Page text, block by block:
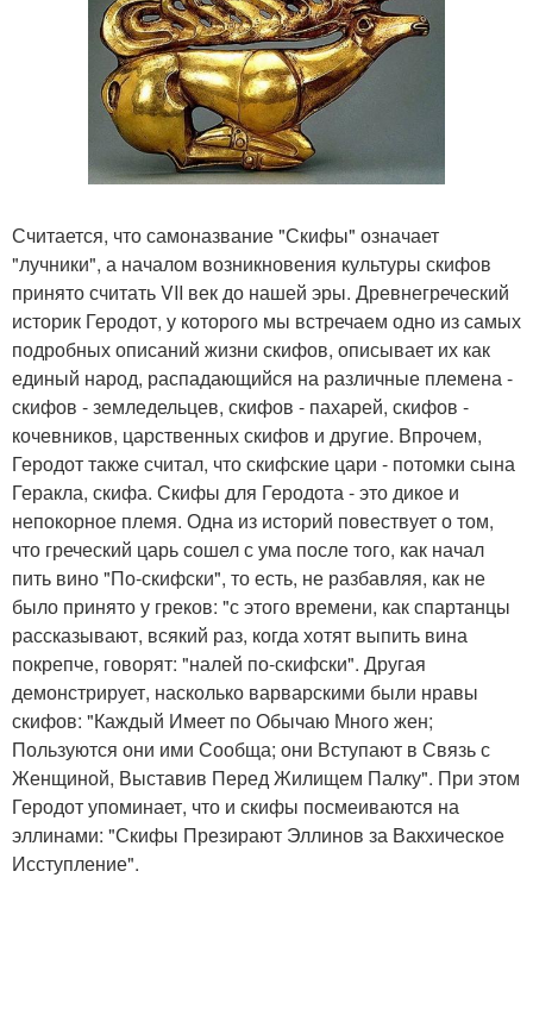
Считается, что самоназвание "Скифы" означает
"лучники", а началом возникновения культуры скифов
принято считать VII век до нашей эры. Древнегреческий
историк Геродот, у которого мы встречаем одно из самых
подробных описаний жизни скифов, описывает их как
единый народ, распадающийся на различные племена -
скифов - земледельцев, скифов - пахарей, скифов -
кочевников, царственных скифов и другие. Впрочем,
Геродот также считал, что скифские цари - потомки сына
Геракла, скифа. Скифы для Геродота - это дикое и
непокорное племя. Одна из историй повествует о том,
что греческий царь сошел с ума после того, как начал
пить вино "По-скифски", то есть, не разбавляя, как не
было принято у греков: "с этого времени, как спартанцы
рассказывают, всякий раз, когда хотят выпить вина
покрепче, говорят: "налей по-скифски". Другая
демонстрирует, насколько варварскими были нравы
скифов: "Каждый Имеет по Обычаю Много жен;
Пользуются они ими Сообща; они Вступают в Связь с
Женщиной, Выставив Перед Жилищем Палку". При этом
Геродот упоминает, что и скифы посмеиваются на
эллинами: "Скифы Презирают Эллинов за Вакхическое
Исступление".